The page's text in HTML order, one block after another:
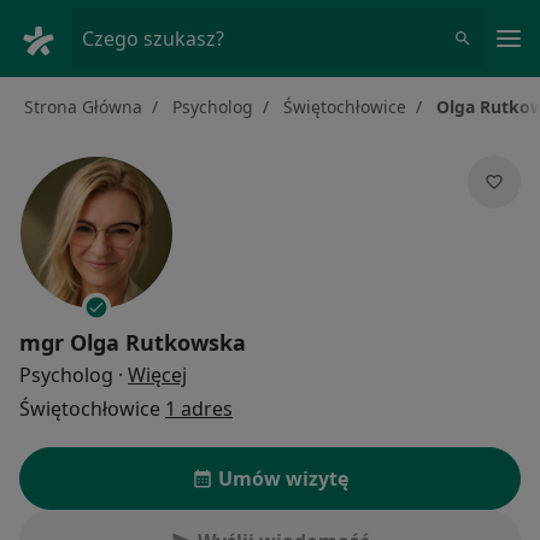
Czego szukasz?
Strona Główna Psycholog Świętochłowice Olga
mgr Olga Rutkowska
Psycholog · Więcej
Świętochłowice 1 adres
Umów wizytę